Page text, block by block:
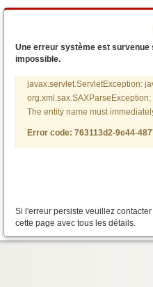
Une erreur système est survenue
impossible.
javax.servlet.ServletException:
The entity name must
Error code: 763113d2-9e44-
Si l'erreur persiste veuillez
cette page avec tous les détails.